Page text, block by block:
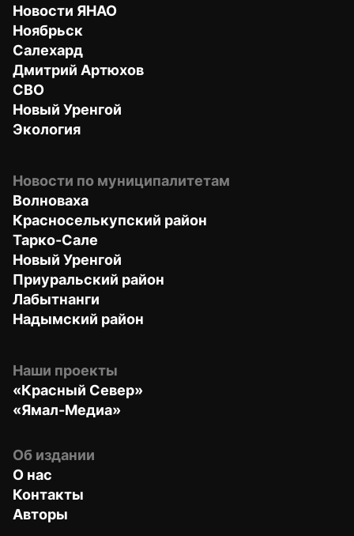
Новости ЯНАО
Ноябрьск
Салехард
Дмитрий Артюхов
СВО
Новый Уренгой
Экология
Новости по муниципалитетам
Волноваха
Красноселькупский район
Тарко-Сале
Новый Уренгой
Приуральский район
Лабытнанги
Надымский район
Наши проекты
«Красный Север»
«Ямал-Медиа»
Об издании
О нас
Контакты
Авторы